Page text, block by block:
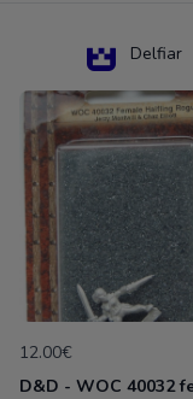
Delfiar
12.00€